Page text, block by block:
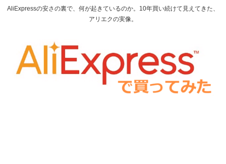
AliExpressの安さの裏で、何が起きているのか。10年買い続けて見えてきた、
アリエクの実像。